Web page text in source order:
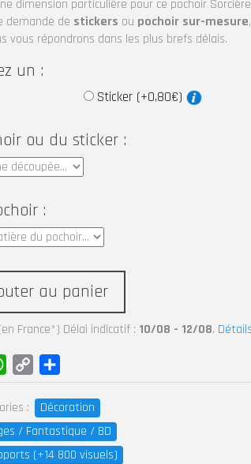
dimension particulière pour ce pochoir Sorcière
demande de stickers ou pochoir sur-mesure,
vous répondrons dans les plus brefs délais.
un :
Sticker (+0,80€)
ou du sticker :
:
au panier
France*) Délai indicatif : 10/08 - 12/08.
:
Décoration
/ Fantastique / BD
(+14 800 visuels)
WhatsApp
Copy
Link